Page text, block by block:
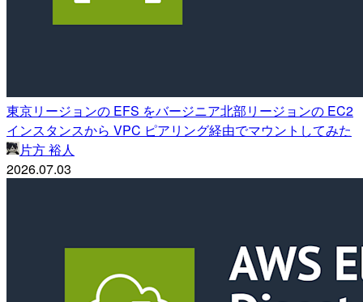
東京リージョンの EFS をバージニア北部リージョンの EC2
インスタンスから VPC ピアリング経由でマウントしてみた
片方 裕人
2026.07.03